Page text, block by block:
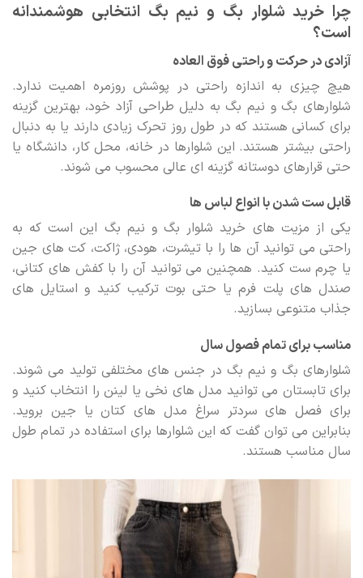
چرا خرید شلوار بگ و نیم بگ انتخابی هوشمندانه
است؟
آزادی در حرکت و راحتی فوق العاده
هیچ چیزی به اندازه راحتی در پوشش روزمره اهمیت ندارد.
شلوارهای بگ و نیم بگ به دلیل طراحی آزاد خود، بهترین گزینه
برای کسانی هستند که در طول روز تحرک زیادی دارند یا به دنبال
راحتی بیشتر هستند. این شلوارها در خانه، محل کار، دانشگاه یا
حتی قرارهای دوستانه گزینه ای عالی محسوب می شوند.
قابل ست شدن با انواع لباس ها
یکی از مزیت های خرید شلوار بگ و نیم بگ این است که به
راحتی می توانید آن ها را با تیشرت، هودی، ژاکت، کت های جین
یا چرم ست کنید. همچنین می توانید آن را با کفش های کتانی،
صندل های پلت فرم یا حتی بوت ترکیب کنید و استایل های
جذاب متنوعی بسازید.
مناسب برای تمام فصول سال
شلوارهای بگ و نیم بگ در جنس های مختلفی تولید می شوند.
برای تابستان می توانید مدل های نخی یا لینن را انتخاب کنید و
برای فصل های سردتر سراغ مدل های کتان یا جین بروید.
بنابراین می توان گفت که این شلوارها برای استفاده در تمام طول
سال مناسب هستند.